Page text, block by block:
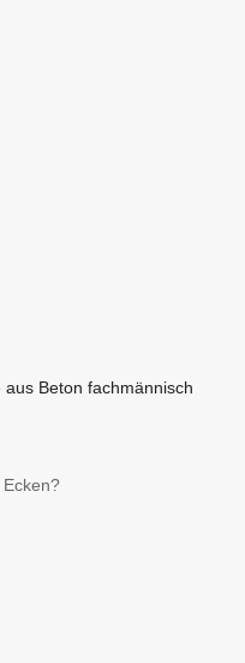
Beton fachmännisch